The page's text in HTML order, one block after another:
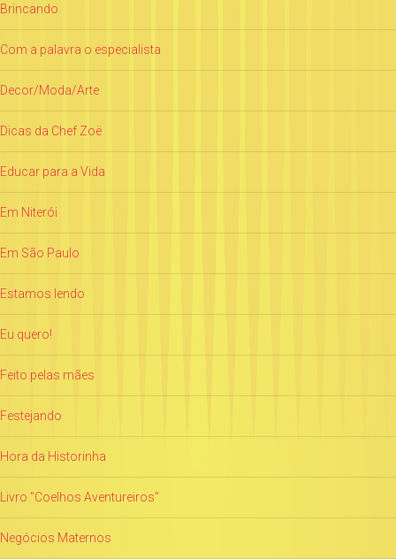
Brincando
Com a palavra o especialista
Decor/Moda/Arte
Dicas da Chef Zoë
Educar para a Vida
Em Niterói
Em São Paulo
Estamos lendo
Eu quero!
Feito pelas mães
Festejando
Hora da Historinha
Livro "Coelhos Aventureiros"
Negócios Maternos